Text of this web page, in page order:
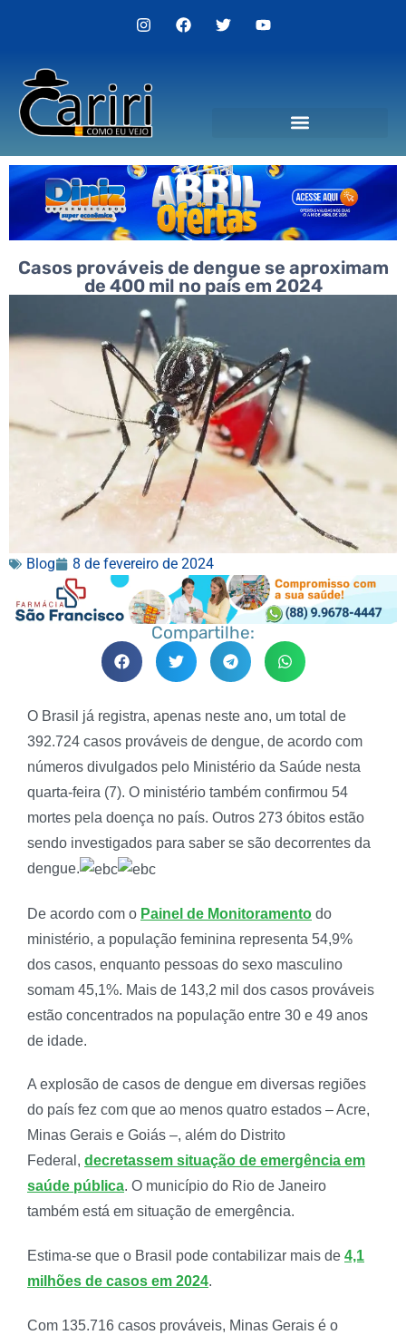
Casos prováveis de dengue se aproximam
de 400 mil no país em 2024
Blog 8 de fevereiro de 2024
Compartilhe:
O Brasil já registra, apenas neste ano, um total de
392.724 casos prováveis de dengue, de acordo com
números divulgados pelo Ministério da Saúde nesta
quarta-feira (7). O ministério também confirmou 54
mortes pela doença no país. Outros 273 óbitos estão
sendo investigados para saber se são decorrentes da
dengue.
De acordo com o Painel de Monitoramento do
ministério, a população feminina representa 54,9%
dos casos, enquanto pessoas do sexo masculino
somam 45,1%. Mais de 143,2 mil dos casos prováveis
estão concentrados na população entre 30 e 49 anos
de idade.
A explosão de casos de dengue em diversas regiões
do país fez com que ao menos quatro estados – Acre,
Minas Gerais e Goiás –, além do Distrito
Federal, decretassem situação de emergência em
saúde pública. O município do Rio de Janeiro
também está em situação de emergência.
Estima-se que o Brasil pode contabilizar mais de 4,1
milhões de casos em 2024.
Com 135.716 casos prováveis, Minas Gerais é o